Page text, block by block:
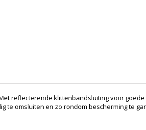
reflecterende klittenbandsluiting voor
omsluiten en zo rondom bescherming te